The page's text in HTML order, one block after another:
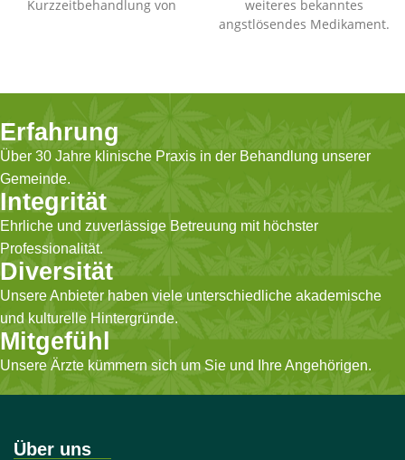
Kurzzeitbehandlung von
beruhigend und trägt zur
Beruhigung des zentralen
Nervensystems bei.
weiteres bekanntes
angstlösendes Medikament.
Behandlung von
verwendet, die Ihre
beeinträchtigen und
verlangsamen.
Erfahrung
Über 30 Jahre klinische Praxis in der Behandlung unserer
Gemeinde.
Integrität
Ehrliche und zuverlässige Betreuung mit höchster
Professionalität.
Diversität
Unsere Anbieter haben viele unterschiedliche akademische
und kulturelle Hintergründe.
Mitgefühl
Unsere Ärzte kümmern sich um Sie und Ihre Angehörigen.
Über uns